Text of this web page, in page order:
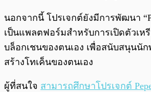
นอกจากนี้ โปรเจกต์ยังมีการพัฒนา
เป็นแพลตฟอร์มสำหรับการเปิดตัวเ
บล็อกเชนของตนเอง เพื่อสนับสนุนนั
สร้างโทเค็นของตนเอง
ผู้ที่สนใจ สามารถศึกษาโปรเจกต์